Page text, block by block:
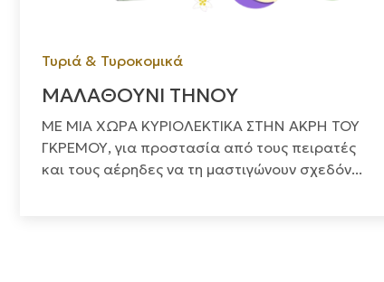
Τυριά & Τυροκομικά
ΜΑΛΑΘΟΥΝΙ ΤΗΝΟΥ
ΜΕ ΜΙΑ ΧΩΡΑ ΚΥΡΙΟΛΕΚΤΙΚΑ ΣΤΗΝ ΑΚΡΗ ΤΟΥ
ΓΚΡΕΜΟΥ, για προστασία από τους πειρατές
και τους αέρηδες να τη μαστιγώνουν σχεδόν...